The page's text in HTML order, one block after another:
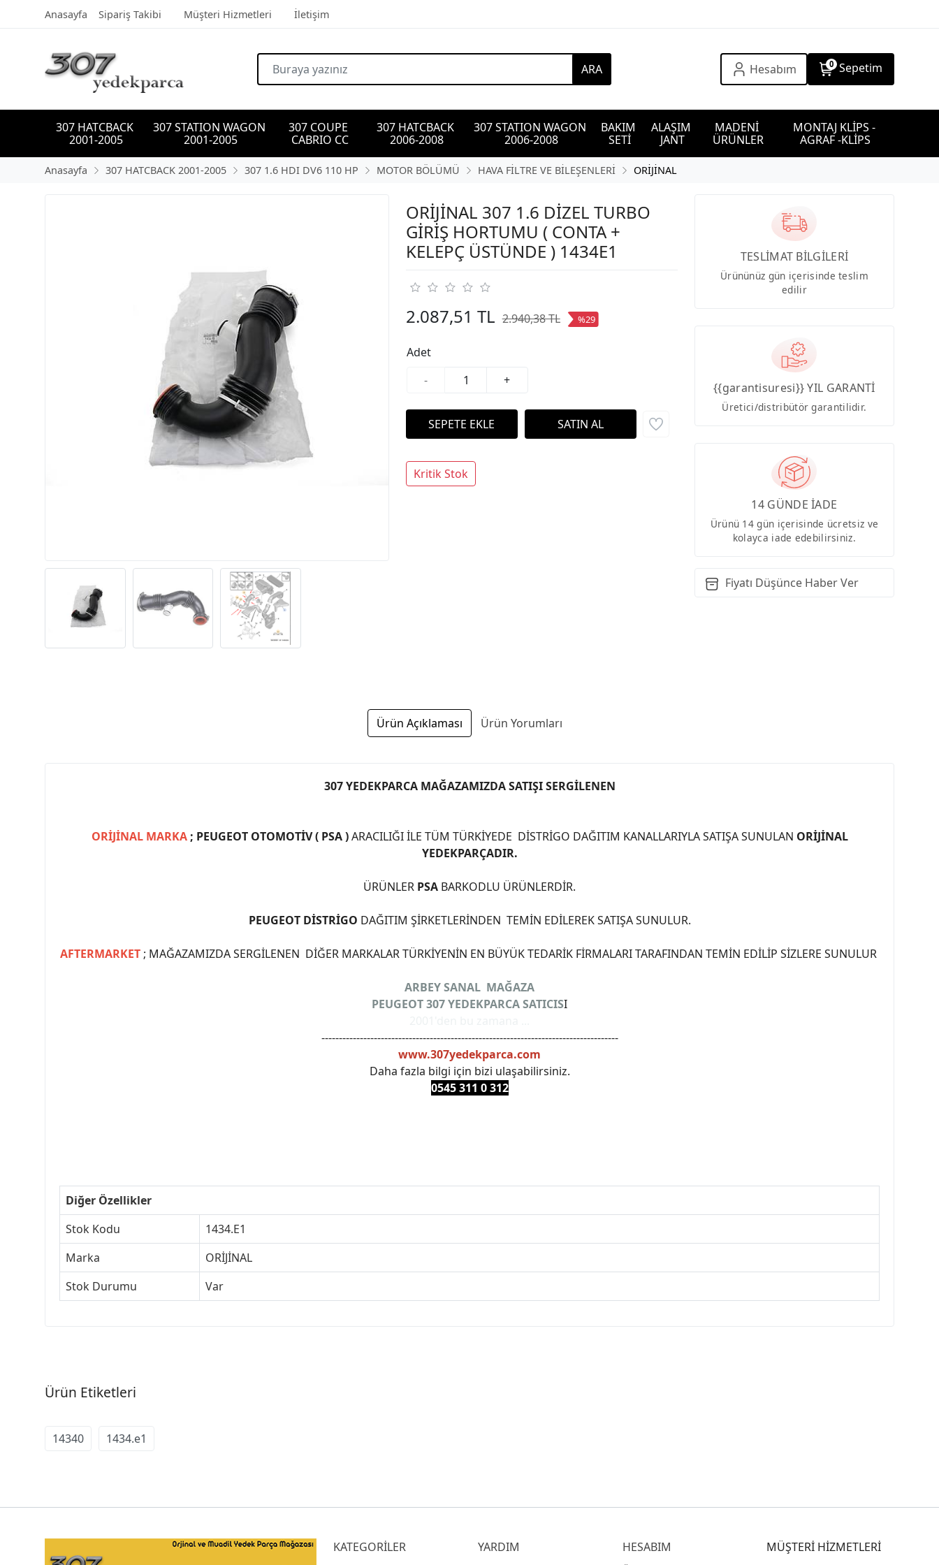
Anasayfa Sipariş Takibi Müşteri Hizmetleri İletişim
ARA Hesabım 0 Sepetim
307 HATCBACK
2001-2005
307 STATION WAGON
2001-2005
307 COUPE
CABRIO CC
307 HATCBACK
2006-2008
307 STATION WAGON
2006-2008
BAKIM
SETİ
ALAŞIM
JANT
MADENİ
ÜRÜNLER
MONTAJ KLİPS -
AGRAF -KLİPS
Anasayfa 307 HATCBACK 2001-2005 307 1.6 HDI DV6 110 HP MOTOR BÖLÜMÜ HAVA FİLTRE VE BİLEŞENLERİ ORİJİNAL
ORİJİNAL 307 1.6 DİZEL TURBO
GİRİŞ HORTUMU ( CONTA +
KELEPÇ ÜSTÜNDE ) 1434E1
2.087,51 TL 2.940,38 TL %29
Adet
-
+
Kritik Stok
TESLİMAT BİLGİLERİ
Ürününüz gün içerisinde teslim
edilir
{{garantisuresi}} YIL GARANTİ
Üretici/distribütör garantilidir.
14 GÜNDE İADE
Ürünü 14 gün içerisinde ücretsiz ve
kolayca iade edebilirsiniz.
Fiyatı Düşünce Haber Ver
Ürün Açıklaması Ürün Yorumları
307 YEDEKPARCA MAĞAZAMIZDA SATIŞI SERGİLENEN
ORİJİNAL MARKA; PEUGEOT OTOMOTİV ( PSA )ARACILIĞI İLE TÜM TÜRKİYEDE DİSTRİGO DAĞITIM KANALLARIYLA SATIŞA SUNULAN ORİJİNAL
YEDEKPARÇADIR.
ÜRÜNLER PSA BARKODLU ÜRÜNLERDİR.
PEUGEOT DİSTRİGO DAĞITIM ŞİRKETLERİNDEN TEMİN EDİLEREK SATIŞA SUNULUR.
AFTERMARKET ; MAĞAZAMIZDA SERGİLENEN DİĞER MARKALAR TÜRKİYENİN EN BÜYÜK TEDARİK FİRMALARI TARAFINDAN TEMİN EDİLİP SİZLERE SUNULUR
ARBEY SANAL MAĞAZA
PEUGEOT 307 YEDEKPARCA SATICISI
-------------------------------------------------------------------------------------
www.307yedekparca.com
Daha fazla bilgi için bizi ulaşabilirsiniz.
0545 311 0 312
Diğer Özellikler
Stok Kodu
1434.E1
Marka
ORİJİNAL
Stok Durumu
Var
Ürün Etiketleri
14340 1434.e1
KATEGORİLER YARDIM HESABIM MÜŞTERİ HİZMETLERİ